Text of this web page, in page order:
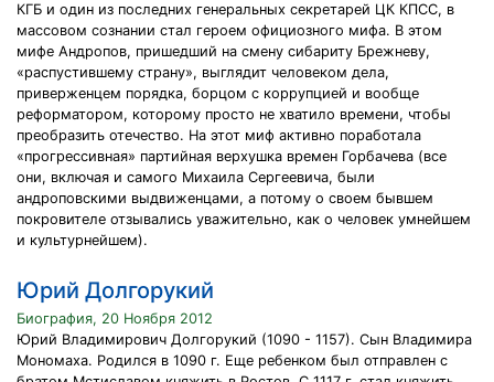
КГБ и один из последних генеральных секретарей ЦК КПСС, в
массовом сознании стал героем официозного мифа. В этом
мифе Андропов, пришедший на смену сибариту Брежневу,
«распустившему страну», выглядит человеком дела,
приверженцем порядка, борцом с коррупцией и вообще
реформатором, которому просто не хватило времени, чтобы
преобразить отечество. На этот миф активно поработала
«прогрессивная» партийная верхушка времен Горбачева (все
они, включая и самого Михаила Сергеевича, были
андроповскими выдвиженцами, а потому о своем бывшем
покровителе отзывались уважительно, как о человек умнейшем
и культурнейшем).
Юрий Долгорукий
Биография, 20 Ноября 2012
Юрий Владимирович Долгорукий (1090 - 1157). Сын Владимира
Мономаха. Родился в 1090 г. Еще ребенком был отправлен с